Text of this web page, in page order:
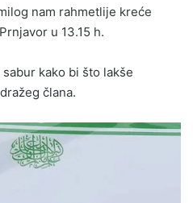
nam rahmetlije kreće
u 13.15 h.
kako bi što lakše
člana.